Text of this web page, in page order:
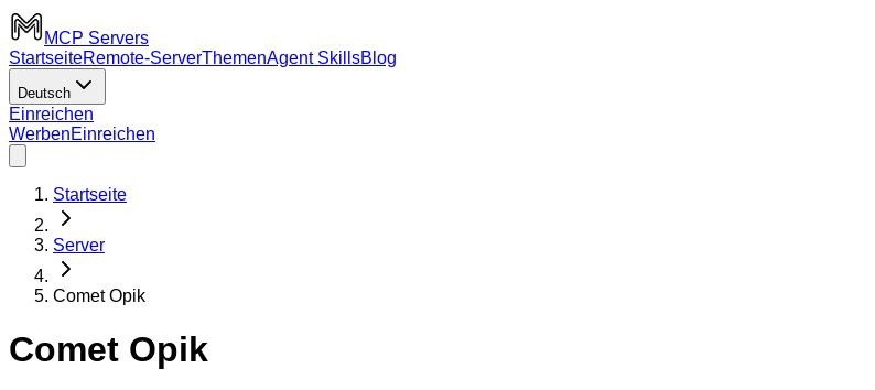
MCP Servers
StartseiteRemote-ServerThemenAgent SkillsBlog
Deutsch
Einreichen
WerbenEinreichen
Startseite
Server
Comet Opik
Comet Opik